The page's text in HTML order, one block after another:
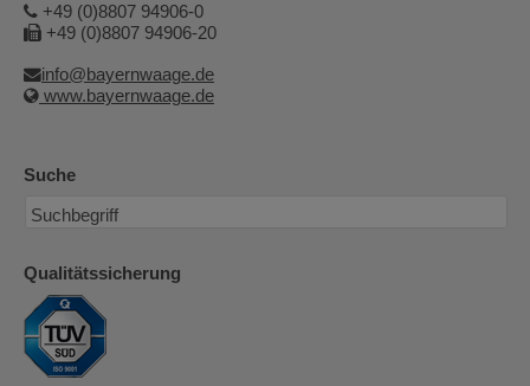
+49 (0)8807 94906-0
+49 (0)8807 94906-20
info@bayernwaage.de
www.bayernwaage.de
Suche
Qualitätssicherung